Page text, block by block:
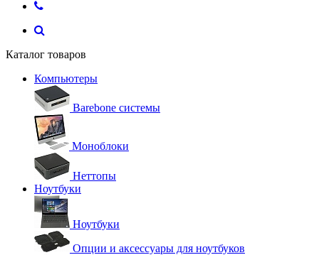
Каталог товаров
Компьютеры
Barebone системы
Моноблоки
Неттопы
Ноутбуки
Ноутбуки
Опции и аксессуары для ноутбуков